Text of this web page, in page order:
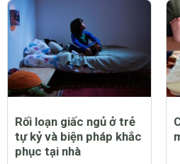
Rối loạn giấc ngủ ở trẻ
tự kỷ và biện pháp khắc
phục tại nhà